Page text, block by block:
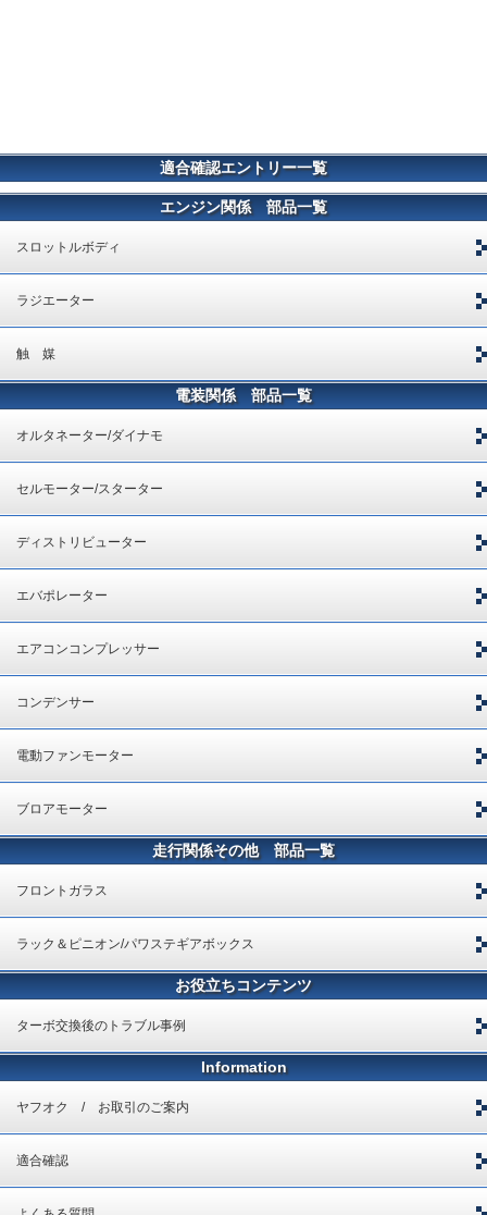
適合確認エントリー一覧
エンジン関係 部品一覧
スロットルボディ
ラジエーター
触 媒
電装関係 部品一覧
オルタネーター/ダイナモ
セルモーター/スターター
ディストリビューター
エバポレーター
エアコンコンプレッサー
コンデンサー
電動ファンモーター
ブロアモーター
走行関係その他 部品一覧
フロントガラス
ラック＆ピニオン/パワステギアボックス
お役立ちコンテンツ
ターボ交換後のトラブル事例
Information
ヤフオク / お取引のご案内
適合確認